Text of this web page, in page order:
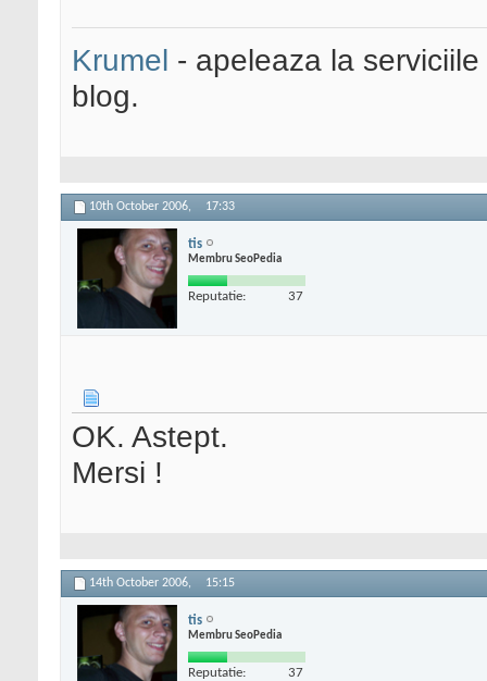
Krumel - apeleaza la
blog.
10th October 2006, 17:33
tis
Membru SeoPedia
Reputatie: 37
OK. Astept.
Mersi !
14th October 2006, 15:15
tis
Membru SeoPedia
Reputatie: 37